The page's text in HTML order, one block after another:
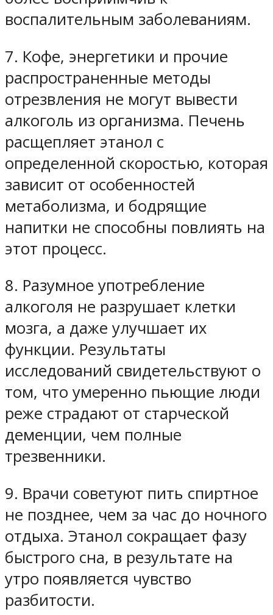
воспалительным заболеваниям.
7. Кофе, энергетики и прочие
распространенные методы
отрезвления не могут вывести
алкоголь из организма. Печень
расщепляет этанол с
определенной скоростью, которая
зависит от особенностей
метаболизма, и бодрящие
напитки не способны повлиять на
этот процесс.
8. Разумное употребление
алкоголя не разрушает клетки
мозга, а даже улучшает их
функции. Результаты
исследований свидетельствуют о
том, что умеренно пьющие люди
реже страдают от старческой
деменции, чем полные
трезвенники.
9. Врачи советуют пить спиртное
не позднее, чем за час до ночного
отдыха. Этанол сокращает фазу
быстрого сна, в результате на
утро появляется чувство
разбитости.